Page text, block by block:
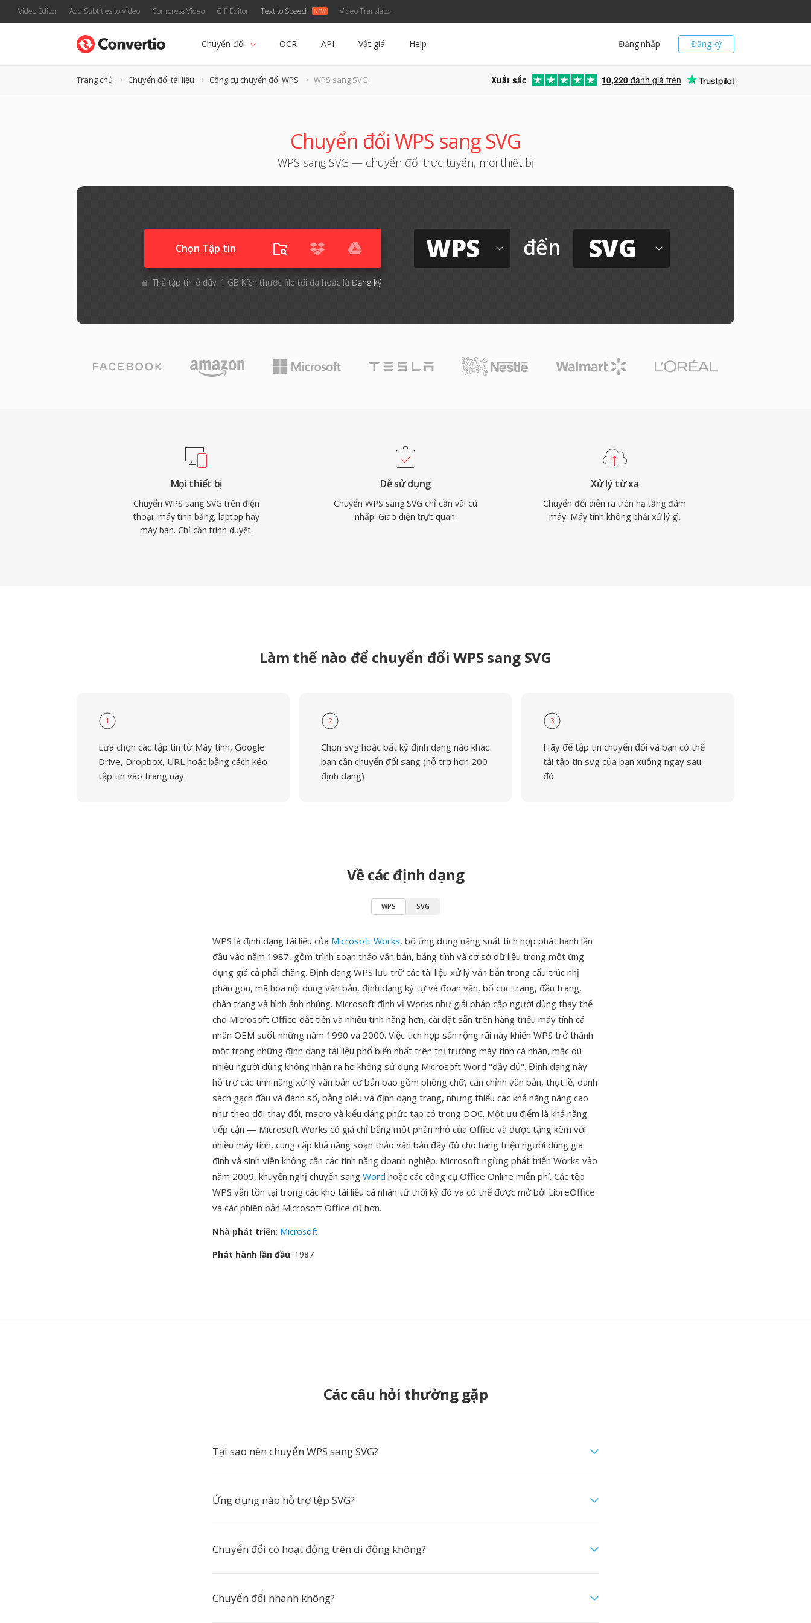
Video Editor Add Subtitles to Video Compress Video GIF Editor Text to Speech Video Translator
Đăng ký
Đăng nhập
Chuyển đổi OCR API Vật giá Help
Trang chủ Chuyển đổi tài liệu Công cụ chuyển đổi WPS WPS sang SVG Xuất sắc 10,220 đánh giá trên
Chuyển đổi WPS sang SVG
WPS sang SVG — chuyển đổi trực tuyến, mọi thiết bị
Chọn Tập tin
Thả tập tin ở đây. 1 GB Kích thước file tối đa hoặc là Đăng ký
WPS đến SVG
Mọi thiết bị
Chuyển WPS sang SVG trên điện
thoại, máy tính bảng, laptop hay
máy bàn. Chỉ cần trình duyệt.
Dễ sử dụng
Chuyển WPS sang SVG chỉ cần vài cú
nhấp. Giao diện trực quan.
Xử lý từ xa
Chuyển đổi diễn ra trên hạ tầng đám
mây. Máy tính không phải xử lý gì.
Làm thế nào để chuyển đổi WPS sang SVG
1
Lựa chọn các tập tin từ Máy tính, Google
Drive, Dropbox, URL hoặc bằng cách kéo
tập tin vào trang này.
2
Chọn svg hoặc bất kỳ định dạng nào khác
bạn cần chuyển đổi sang (hỗ trợ hơn 200
định dạng)
3
Hãy để tập tin chuyển đổi và bạn có thể
tải tập tin svg của bạn xuống ngay sau
đó
Về các định dạng
WPS SVG
WPS là định dạng tài liệu của Microsoft Works, bộ ứng dụng năng suất tích hợp phát hành lần
đầu vào năm 1987, gồm trình soạn thảo văn bản, bảng tính và cơ sở dữ liệu trong một ứng
dụng giá cả phải chăng. Định dạng WPS lưu trữ các tài liệu xử lý văn bản trong cấu trúc nhị
phân gọn, mã hóa nội dung văn bản, định dạng ký tự và đoạn văn, bố cục trang, đầu trang,
chân trang và hình ảnh nhúng. Microsoft định vị Works như giải pháp cấp người dùng thay thế
cho Microsoft Office đắt tiền và nhiều tính năng hơn, cài đặt sẵn trên hàng triệu máy tính cá
nhân OEM suốt những năm 1990 và 2000. Việc tích hợp sẵn rộng rãi này khiến WPS trở thành
một trong những định dạng tài liệu phổ biến nhất trên thị trường máy tính cá nhân, mặc dù
nhiều người dùng không nhận ra họ không sử dụng Microsoft Word "đầy đủ". Định dạng này
hỗ trợ các tính năng xử lý văn bản cơ bản bao gồm phông chữ, căn chỉnh văn bản, thụt lề, danh
sách gạch đầu và đánh số, bảng biểu và định dạng trang, nhưng thiếu các khả năng nâng cao
như theo dõi thay đổi, macro và kiểu dáng phức tạp có trong DOC. Một ưu điểm là khả năng
tiếp cận — Microsoft Works có giá chỉ bằng một phần nhỏ của Office và được tặng kèm với
nhiều máy tính, cung cấp khả năng soạn thảo văn bản đầy đủ cho hàng triệu người dùng gia
đình và sinh viên không cần các tính năng doanh nghiệp. Microsoft ngừng phát triển Works vào
năm 2009, khuyến nghị chuyển sang Word hoặc các công cụ Office Online miễn phí. Các tệp
WPS vẫn tồn tại trong các kho tài liệu cá nhân từ thời kỳ đó và có thể được mở bởi LibreOffice
và các phiên bản Microsoft Office cũ hơn.
Nhà phát triển: Microsoft
Phát hành lần đầu: 1987
Các câu hỏi thường gặp
Tại sao nên chuyển WPS sang SVG?
Ứng dụng nào hỗ trợ tệp SVG?
Chuyển đổi có hoạt động trên di động không?
Chuyển đổi nhanh không?